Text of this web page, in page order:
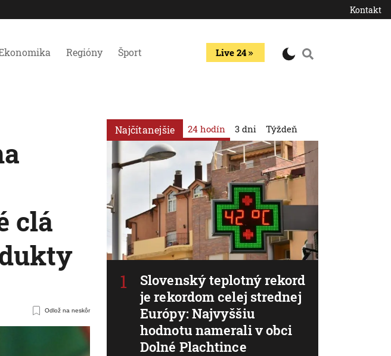
Kontakt
Regióny Šport Live 24
clá
Odlož na neskôr
Najčítanejšie 24 hodín
Slovenský teplotný rekord
je rekordom celej strednej
Európy: Najvyššiu
hodnotu namerali v obci
Dolné Plachtince
3 dni Týždeň